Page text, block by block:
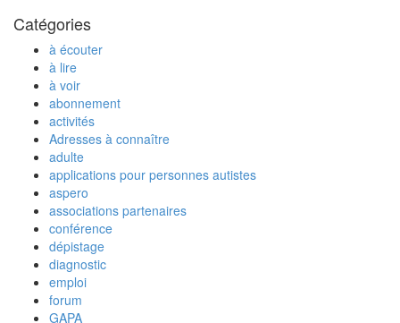
Catégories
à écouter
à lire
à voir
abonnement
activités
Adresses à connaître
adulte
applications pour personnes autistes
aspero
associations partenaires
conférence
dépistage
diagnostic
emploi
forum
GAPA